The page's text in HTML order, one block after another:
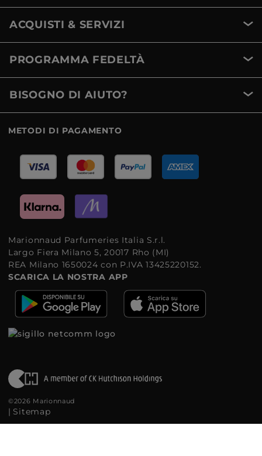
ACQUISTI & SERVIZI
PROGRAMMA FEDELTÀ
BISOGNO DI AIUTO?
METODI DI PAGAMENTO
Marionnaud Parfumeries Italia S.r.l.
Largo Fiera Milano 5, 20017 Rho (MI)
REA Milano 1650024 con P.IVA 13425220152.
SCARICA LA NOSTRA APP
©2026 Marionnaud
| Sitemap